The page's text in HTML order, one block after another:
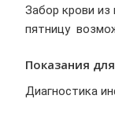
Забор крови из
пятницу
Показания
Диагностика